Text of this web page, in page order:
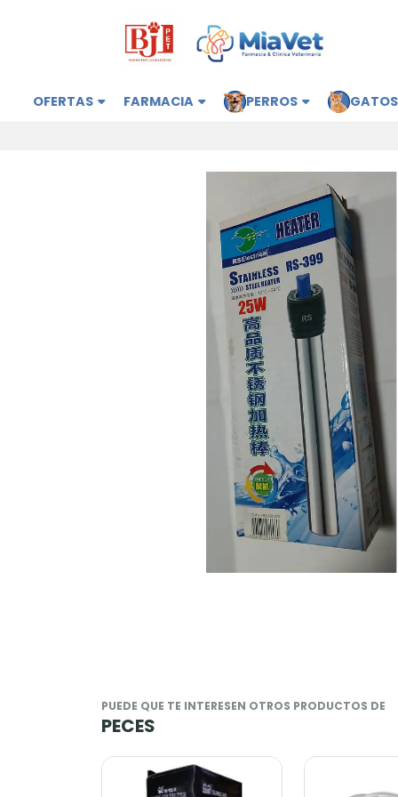
OFERTAS FARMACIA PERROS GATOS
PUEDE QUE TE INTERESEN OTROS PRODUCTOS DE
PECES